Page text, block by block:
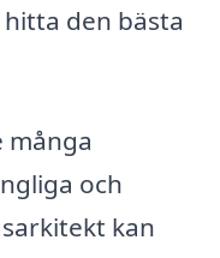
den bästa
många
och
kan